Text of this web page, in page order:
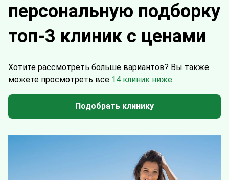
персональную подборку
топ-3 клиник с ценами
Хотите рассмотреть больше вариантов? Вы также
можете просмотреть все 14 клиник ниже.
Подобрать клинику